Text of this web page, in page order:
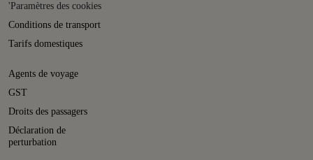
'Paramètres des cookies
Conditions de transport
Tarifs domestiques
Agents de voyage
GST
Droits des passagers
Déclaration de
perturbation